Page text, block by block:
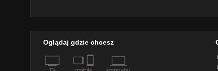
Oglądaj gdzie chcesz